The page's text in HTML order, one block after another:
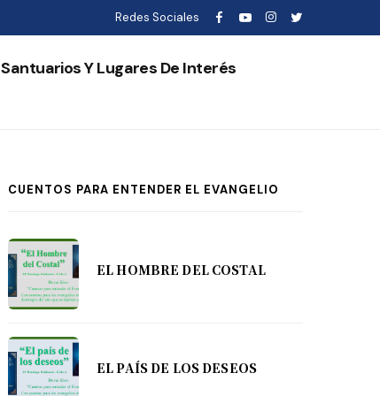
Redes Sociales
Santuarios Y Lugares De Interés
CUENTOS PARA ENTENDER EL EVANGELIO
EL HOMBRE DEL COSTAL
EL PAÍS DE LOS DESEOS